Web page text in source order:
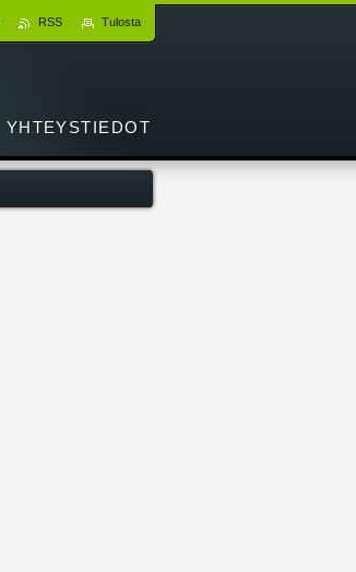
YHTEYSTIEDOT
RSS Tulosta